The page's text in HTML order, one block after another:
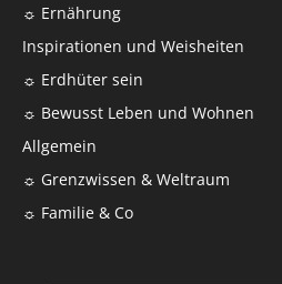
☼ Ernährung
Inspirationen und Weisheiten
☼ Erdhüter sein
☼ Bewusst Leben und Wohnen
Allgemein
☼ Grenzwissen & Weltraum
☼ Familie & Co